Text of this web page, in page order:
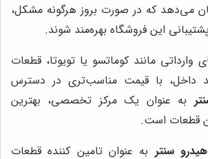
می‌دهد که در صورت بروز هرگونه مشکل،
این فروشگاه بهره‌مند شوند.
وارداتی مانند کوماتسو یا تویوتا، قطعات
داخل، با قیمت مناسب‌تری در دسترس
به عنوان یک مرکز تخصصی، بهترین
قطعات است.
هیدرو سنتر به عنوان تامین کننده قطعات